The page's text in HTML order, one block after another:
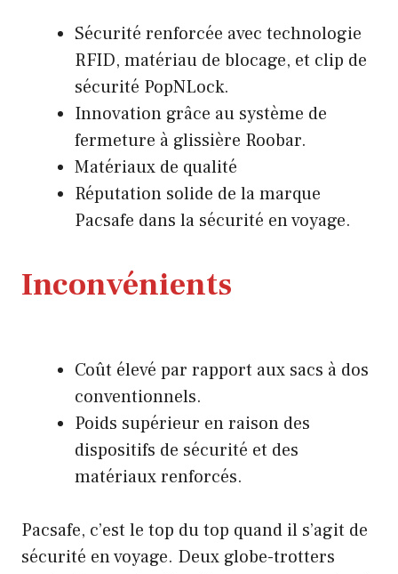
Sécurité renforcée avec technologie
RFID, matériau de blocage, et clip de
sécurité PopNLock.
Innovation grâce au système de
fermeture à glissière Roobar.
Matériaux de qualité
Réputation solide de la marque
Pacsafe dans la sécurité en voyage.
Inconvénients
Coût élevé par rapport aux sacs à dos
conventionnels.
Poids supérieur en raison des
dispositifs de sécurité et des
matériaux renforcés.
Pacsafe, c’est le top du top quand il s’agit de
sécurité en voyage. Deux globe-trotters